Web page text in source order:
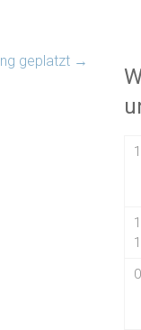
geplatzt →